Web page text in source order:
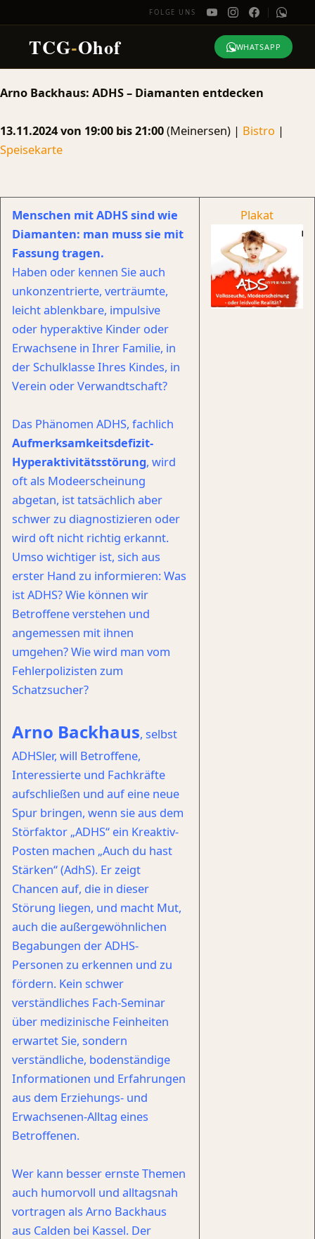
FOLGE UNS
TCG-Ohof WHATSAPP
Inhalt
Arno Backhaus: ADHS – Diamanten entdecken
13.11.2024 von 19:00 bis 21:00(Meinersen) | Bistro |
Speisekarte
Menschen mit ADHS sind wie
Diamanten: man muss sie mit
Fassung tragen.
Haben oder kennen Sie auch
unkonzentrierte, verträumte,
leicht ablenkbare, impulsive
oder hyperaktive Kinder oder
Erwachsene in Ihrer Familie, in
der Schulklasse Ihres Kindes, in
Verein oder Verwandtschaft?
Das Phänomen ADHS, fachlich
Aufmerksamkeitsdefizit-
Hyperaktivitätsstörung, wird
oft als Modeerscheinung
abgetan, ist tatsächlich aber
schwer zu diagnostizieren oder
wird oft nicht richtig erkannt.
Umso wichtiger ist, sich aus
erster Hand zu informieren: Was
ist ADHS? Wie können wir
Betroffene verstehen und
angemessen mit ihnen
umgehen? Wie wird man vom
Fehlerpolizisten zum
Schatzsucher?
Arno Backhaus, selbst
ADHSler, will Betroffene,
Interessierte und Fachkräfte
aufschließen und auf eine neue
Spur bringen, wenn sie aus dem
Störfaktor „ADHS“ ein Kreaktiv-
Posten machen „Auch du hast
Stärken“ (AdhS). Er zeigt
Chancen auf, die in dieser
Störung liegen, und macht Mut,
auch die außergewöhnlichen
Begabungen der ADHS-
Personen zu erkennen und zu
fördern. Kein schwer
verständliches Fach-Seminar
über medizinische Feinheiten
erwartet Sie, sondern
verständliche, bodenständige
Informationen und Erfahrungen
aus dem Erziehungs- und
Erwachsenen-Alltag eines
Betroffenen.
Wer kann besser ernste Themen
auch humorvoll und alltagsnah
vortragen als Arno Backhaus
aus Calden bei Kassel. Der
Plakat